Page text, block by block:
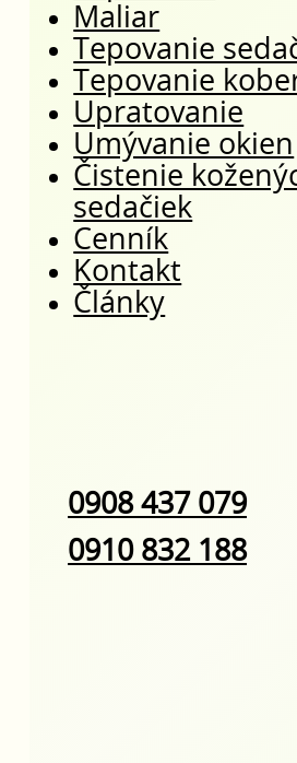
Maliar
Tepovanie
Tepovanie
Upratovanie
Umývanie okien
Čistenie
sedačiek
Cenník
Kontakt
Články
0908 437 079
0910 832 188